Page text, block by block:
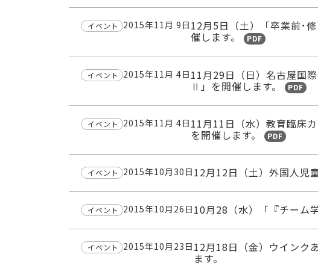
イベント 2015年11月 9日 12月5日（土）「卒業前･
催します。 PDF
イベント 2015年11月 4日 11月29日（日）名古屋国
Ⅱ」を開催します。 PDF
イベント 2015年11月 4日 11月11日（水）教育臨床
を開催します。 PDF
イベント 2015年10月30日 12月12日（土）外国人児
イベント 2015年10月26日 10月28（水）「『チーム
イベント 2015年10月23日 12月18日（金）ウインク
ます。